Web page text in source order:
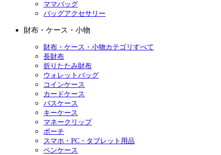
ママバッグ
バッグアクセサリー
財布・ケース・小物
財布・ケース・小物カテゴリすべて
長財布
折りたたみ財布
ウォレットバッグ
コインケース
カードケース
パスケース
キーケース
マネークリップ
ポーチ
スマホ・PC・タブレット用品
ペンケース